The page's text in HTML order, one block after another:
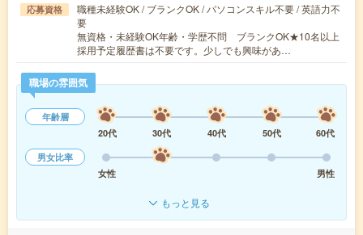
応募資格
職種未経験OK / ブランクOK / パソコンスキル不要 / 英語力不
要
無資格・未経験OK年齢・学歴不問 ブランクOK★10名以上
採用予定履歴書は不要です。少しでも興味があ…
職場の雰囲気
年齢層
20代
30代 40代 50代
60代
男女比率
女性
男性
もっと見る